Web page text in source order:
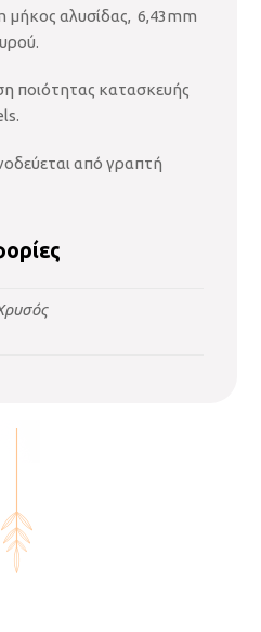
μήκος αλυσίδας, 6,43mm
ποιότητας κατασκευής
από γραπτή